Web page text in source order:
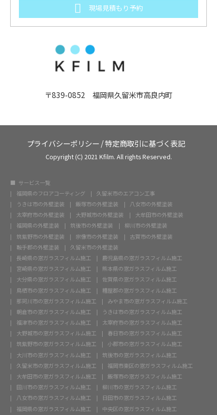
現場見積もり予約
〒839-0852 福岡県久留米市高良内町
プライバシーポリシー /特定商取引に基づく表記
Copyright (C) 2021 Kfilm. All rights Reserved.
サービス一覧
福岡県のフロアコーティング
久留米市のエアコン工事
うきは市の外壁塗装
飯塚市の外壁塗装
八女市の外壁塗装
太宰府市の外壁塗装
大野城市の外壁塗装
大牟田市の外壁塗装
福岡県の外壁塗装
筑後市の外壁塗装
柳川市の外壁塗装
筑紫野市の外壁塗装
宗像市の外壁塗装
古賀市の外壁塗装
鞍手郡の外壁塗装
久留米市の外壁塗装
長崎県の窓ガラスフィルム施工
鹿児島県の窓ガラスフィルム施工
宮崎県の窓ガラスフィルム施工
熊本県の窓ガラスフィルム施工
大分県の窓ガラスフィルム施工
佐賀県の窓ガラスフィルム施工
鳥栖市の窓ガラスフィルム施工
糟屋郡の窓ガラスフィルム施工
那珂川市の窓ガラスフィルム施工
みやま市の窓ガラスフィルム施工
朝倉市の窓ガラスフィルム施工
うきは市の窓ガラスフィルム施工
福津市の窓ガラスフィルム施工
太宰府市の窓ガラスフィルム施工
大野城市の窓ガラスフィルム施工
春日市の窓ガラスフィルム施工
筑紫野市の窓ガラスフィルム施工
小郡市の窓ガラスフィルム施工
大川市の窓ガラスフィルム施工
筑後市の窓ガラスフィルム施工
久留米市の窓ガラスフィルム施工
福岡市東区の窓ガラスフィルム施工
大牟田市の窓ガラスフィルム施工
飯塚市の窓ガラスフィルム施工
田川市の窓ガラスフィルム施工
柳川市の窓ガラスフィルム施工
八女市の窓ガラスフィルム施工
日田市の窓ガラスフィルム施工
福岡県の窓ガラスフィルム施工
中央区の窓ガラスフィルム施工